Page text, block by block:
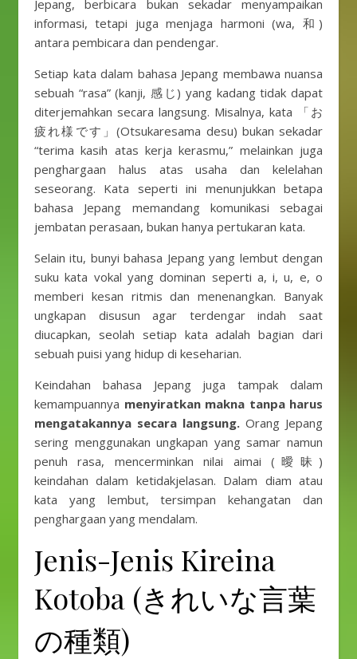
Jepang, berbicara bukan sekadar menyampaikan
informasi, tetapi juga menjaga harmoni (wa, 和)
antara pembicara dan pendengar.
Setiap kata dalam bahasa Jepang membawa nuansa
sebuah “rasa” (kanji, 感じ) yang kadang tidak dapat
diterjemahkan secara langsung. Misalnya, kata 「お
疲れ様です」(Otsukaresama desu) bukan sekadar
“terima kasih atas kerja kerasmu,” melainkan juga
penghargaan halus atas usaha dan kelelahan
seseorang. Kata seperti ini menunjukkan betapa
bahasa Jepang memandang komunikasi sebagai
jembatan perasaan, bukan hanya pertukaran kata.
Selain itu, bunyi bahasa Jepang yang lembut dengan
suku kata vokal yang dominan seperti a, i, u, e, o
memberi kesan ritmis dan menenangkan. Banyak
ungkapan disusun agar terdengar indah saat
diucapkan, seolah setiap kata adalah bagian dari
sebuah puisi yang hidup di keseharian.
Keindahan bahasa Jepang juga tampak dalam
kemampuannya menyiratkan makna tanpa harus
mengatakannya secara langsung. Orang Jepang
sering menggunakan ungkapan yang samar namun
penuh rasa, mencerminkan nilai aimai (曖昧)
keindahan dalam ketidakjelasan. Dalam diam atau
kata yang lembut, tersimpan kehangatan dan
penghargaan yang mendalam.
Jenis-Jenis Kireina
Kotoba (きれいな言葉
の種類)